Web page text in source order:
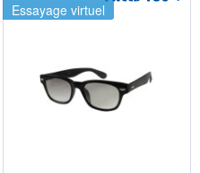
Essayage virtuel